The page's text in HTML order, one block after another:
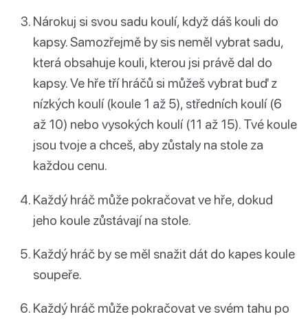
Nárokuj si svou sadu koulí, když dáš kouli do
kapsy. Samozřejmě by sis neměl vybrat sadu,
která obsahuje kouli, kterou jsi právě dal do
kapsy. Ve hře tří hráčů si můžeš vybrat buď z
nízkých koulí (koule 1 až 5), středních koulí (6
až 10) nebo vysokých koulí (11 až 15). Tvé koule
jsou tvoje a chceš, aby zůstaly na stole za
každou cenu.
Každý hráč může pokračovat ve hře, dokud
jeho koule zůstávají na stole.
Každý hráč by se měl snažit dát do kapes koule
soupeře.
Každý hráč může pokračovat ve svém tahu po